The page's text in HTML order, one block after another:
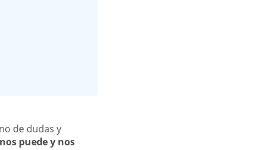
de dudas y
puede y nos